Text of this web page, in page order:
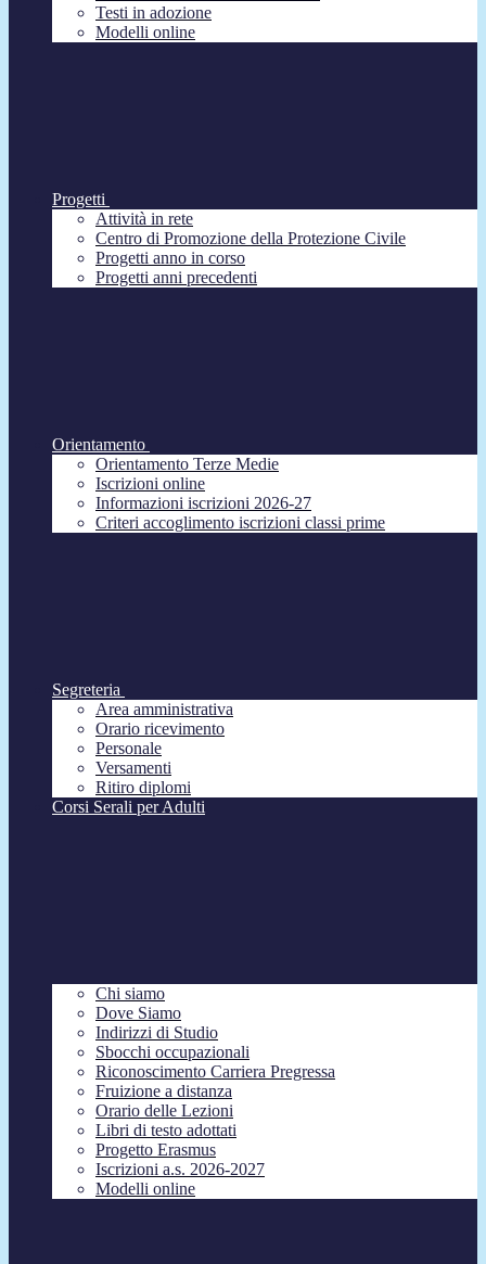
Testi in adozione
Modelli online
Progetti
Attività in rete
Centro di Promozione della Protezione Civile
Progetti anno in corso
Progetti anni precedenti
Orientamento
Orientamento Terze Medie
Iscrizioni online
Informazioni iscrizioni 2026-27
Criteri accoglimento iscrizioni classi prime
Segreteria
Area amministrativa
Orario ricevimento
Personale
Versamenti
Ritiro diplomi
Corsi Serali per Adulti
Chi siamo
Dove Siamo
Indirizzi di Studio
Sbocchi occupazionali
Riconoscimento Carriera Pregressa
Fruizione a distanza
Orario delle Lezioni
Libri di testo adottati
Progetto Erasmus
Iscrizioni a.s. 2026-2027
Modelli online